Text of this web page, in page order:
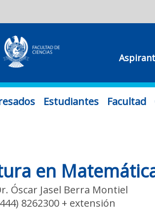
Estudiantes Facultad
en
Óscar Jasel Berra Montiel
8262300 + extensión